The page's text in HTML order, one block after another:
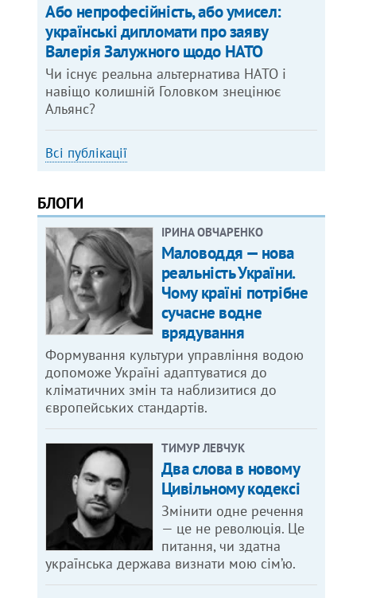
Або непрофесійність, або умисел:
українські дипломати про заяву
Валерія Залужного щодо НАТО
Чи існує реальна альтернатива НАТО і
навіщо колишній Головком знецінює
Альянс?
Всі публікації
БЛОГИ
ІРИНА ОВЧАРЕНКО
Маловоддя — нова
реальність України.
Чому країні потрібне
сучасне водне
врядування
Формування культури управління водою
допоможе Україні адаптуватися до
кліматичних змін та наблизитися до
європейських стандартів.
ТИМУР ЛЕВЧУК
Два слова в новому
Цивільному кодексі
Змінити одне речення
— це не революція. Це
питання, чи здатна
українська держава визнати мою сім’ю.